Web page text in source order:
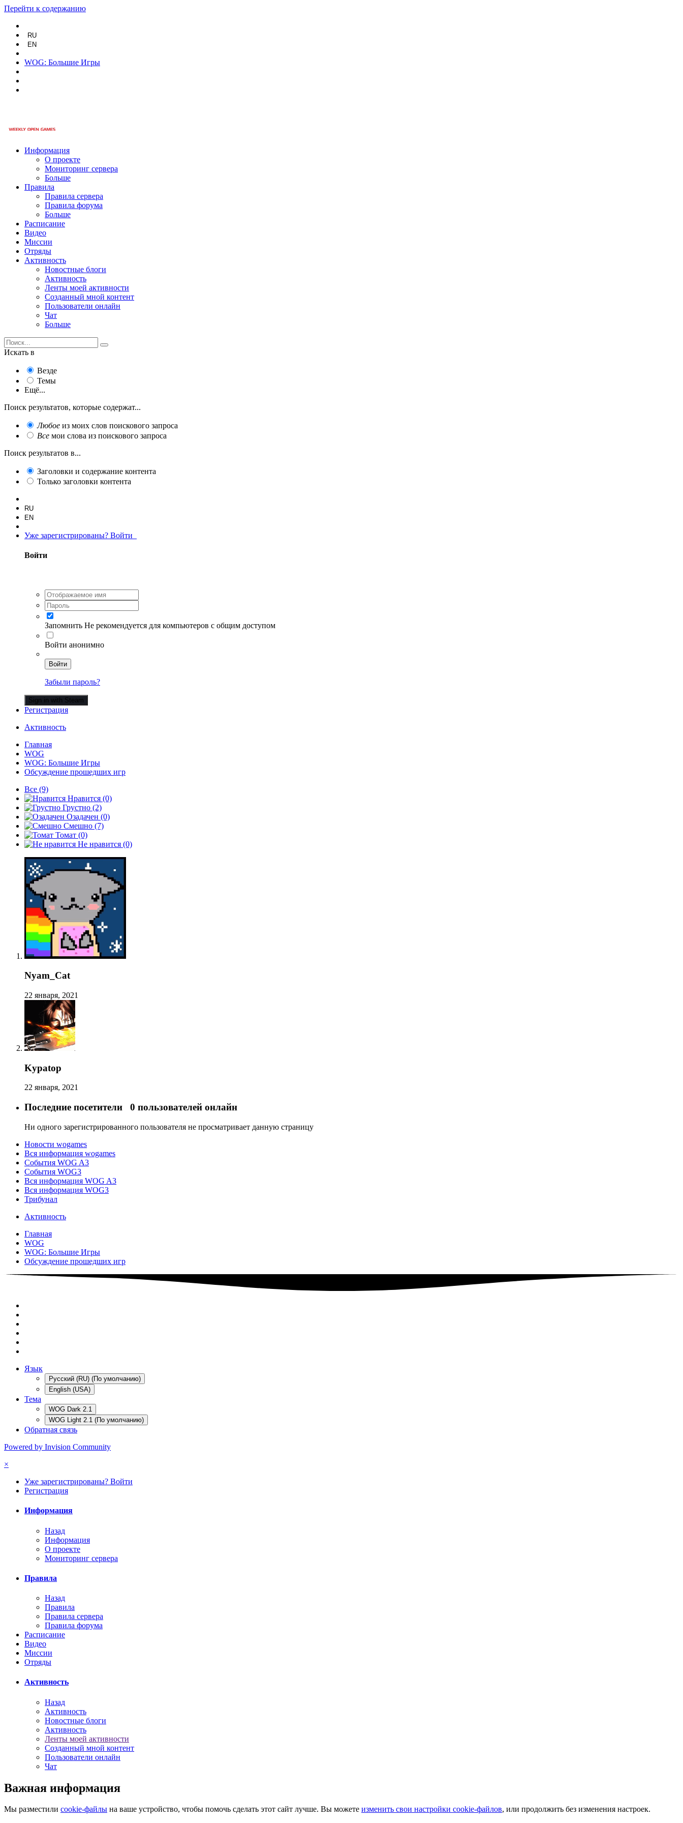
Перейти к содержанию
RU
EN
WOG: Большие Игры
Информация
О проекте
Мониторинг сервера
Больше
Правила
Правила сервера
Правила форума
Больше
Расписание
Видео
Миссии
Отряды
Активность
Новостные блоги
Активность
Ленты моей активности
Созданный мной контент
Пользователи онлайн
Чат
Больше
Искать в
Везде
Темы
Ещё...
Поиск результатов, которые содержат...
Любое из моих слов поискового запроса
Все мои слова из поискового запроса
Поиск результатов в...
Заголовки и содержание контента
Только заголовки контента
RU
EN
Уже зарегистрированы? Войти
Войти
Запомнить Не рекомендуется для компьютеров с общим доступом
Войти анонимно
Войти
Забыли пароль?
Sign in with Steam
Регистрация
Активность
Главная
WOG
WOG: Большие Игры
Обсуждение прошедших игр
Все (9)
Нравится (0)
Грустно (2)
Озадачен (0)
Смешно (7)
Томат (0)
Не нравится (0)
Nyam_Cat
22 января, 2021
Kypatop
22 января, 2021
Последние посетители 0 пользователей онлайн
Ни одного зарегистрированного пользователя не просматривает данную страницу
Новости wogames
Вся информация wogames
События WOG A3
События WOG3
Вся информация WOG A3
Вся информация WOG3
Трибунал
Активность
Главная
WOG
WOG: Большие Игры
Обсуждение прошедших игр
Язык
Русский (RU) (По умолчанию)
English (USA)
Тема
WOG Dark 2.1
WOG Light 2.1 (По умолчанию)
Обратная связь
Powered by Invision Community
×
Уже зарегистрированы? Войти
Регистрация
Информация
Назад
Информация
О проекте
Мониторинг сервера
Правила
Назад
Правила
Правила сервера
Правила форума
Расписание
Видео
Миссии
Отряды
Активность
Назад
Активность
Новостные блоги
Активность
Ленты моей активности
Созданный мной контент
Пользователи онлайн
Чат
Важная информация
Мы разместили cookie-файлы на ваше устройство, чтобы помочь сделать этот сайт лучше. Вы можете изменить свои настройки cookie-файлов, или продолжить без изменения настроек.